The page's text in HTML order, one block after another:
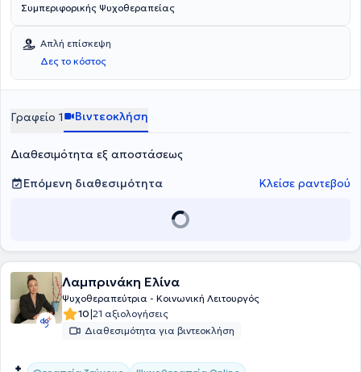
Συμπεριφορικής Ψυχοθεραπείας
Απλή επίσκεψη
Δες το κόστος
Γραφείο 1 Βιντεοκλήση
Διαθεσιμότητα εξ αποστάσεως
Επόμενη διαθεσιμότητα
Κλείσε ραντεβού
Λαμπρινάκη Ελίνα
Ψυχοθεραπεύτρια - Κοινωνική Λειτουργός
10|21 αξιολογήσεις
Διαθεσιμότητα για βιντεοκλήση